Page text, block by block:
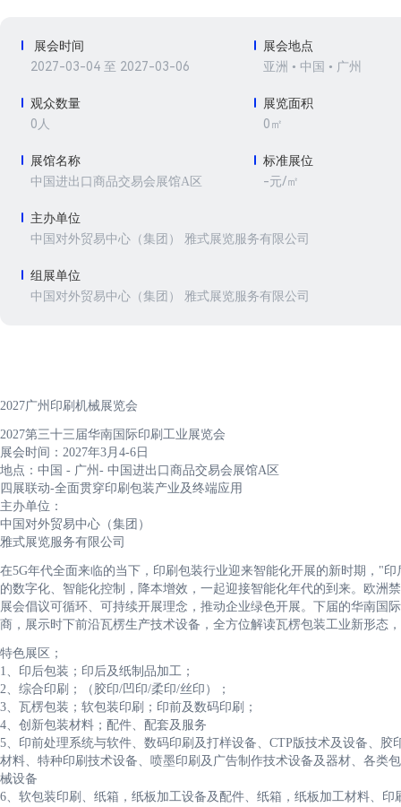
展会时间
2027-03-04 至 2027-03-06
展会地点
亚洲 • 中国 • 广州
观众数量
0人
展览面积
0㎡
展馆名称
中国进出口商品交易会展馆A区
标准展位
-元/㎡
主办单位
中国对外贸易中心（集团） 雅式展览服务有限公司
组展单位
中国对外贸易中心（集团） 雅式展览服务有限公司
2027广州印刷机械展览会
2027第三十三届华南国际印刷工业展览会
展会时间：2027年3月4-6日
地点：中国 - 广州- 中国进出口商品交易会展馆A区
四展联动-全面贯穿印刷包装产业及终端应用
主办单位：
中国对外贸易中心（集团）
雅式展览服务有限公司
在5G年代全面来临的当下，印刷包装行业迎来智能化开展的新时期，"
的数字化、智能化控制，降本增效，一起迎接智能化年代的到来。欧洲
展会倡议可循环、可持续开展理念，推动企业绿色开展。下届的华南国
商，展示时下前沿瓦楞生产技术设备，全方位解读瓦楞包装工业新形态
特色展区；
1、印后包装；印后及纸制品加工；
2、综合印刷；（胶印/凹印/柔印/丝印）；
3、瓦楞包装；软包装印刷；印前及数码印刷；
4、创新包装材料；配件、配套及服务
5、印前处理系统与软件、数码印刷及打样设备、CTP版技术及设备、
材料、特种印刷技术设备、喷墨印刷及广告制作技术设备及器材、各类
械设备
6、软包装印刷、纸箱，纸板加工设备及配件、纸箱，纸板加工材料、印